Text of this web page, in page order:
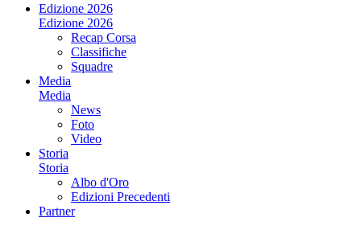
Edizione 2026
Edizione 2026
Recap Corsa
Classifiche
Squadre
Media
Media
News
Foto
Video
Storia
Storia
Albo d'Oro
Edizioni Precedenti
Partner